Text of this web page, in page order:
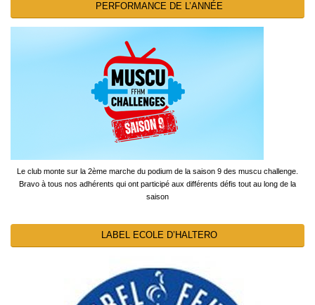
PERFORMANCE DE L’ANNÉE
Le club monte sur la 2ème marche du podium de la saison 9 des muscu challenge.
Bravo à tous nos adhérents qui ont participé aux différents défis tout au long de la
saison
LABEL ECOLE D’HALTERO